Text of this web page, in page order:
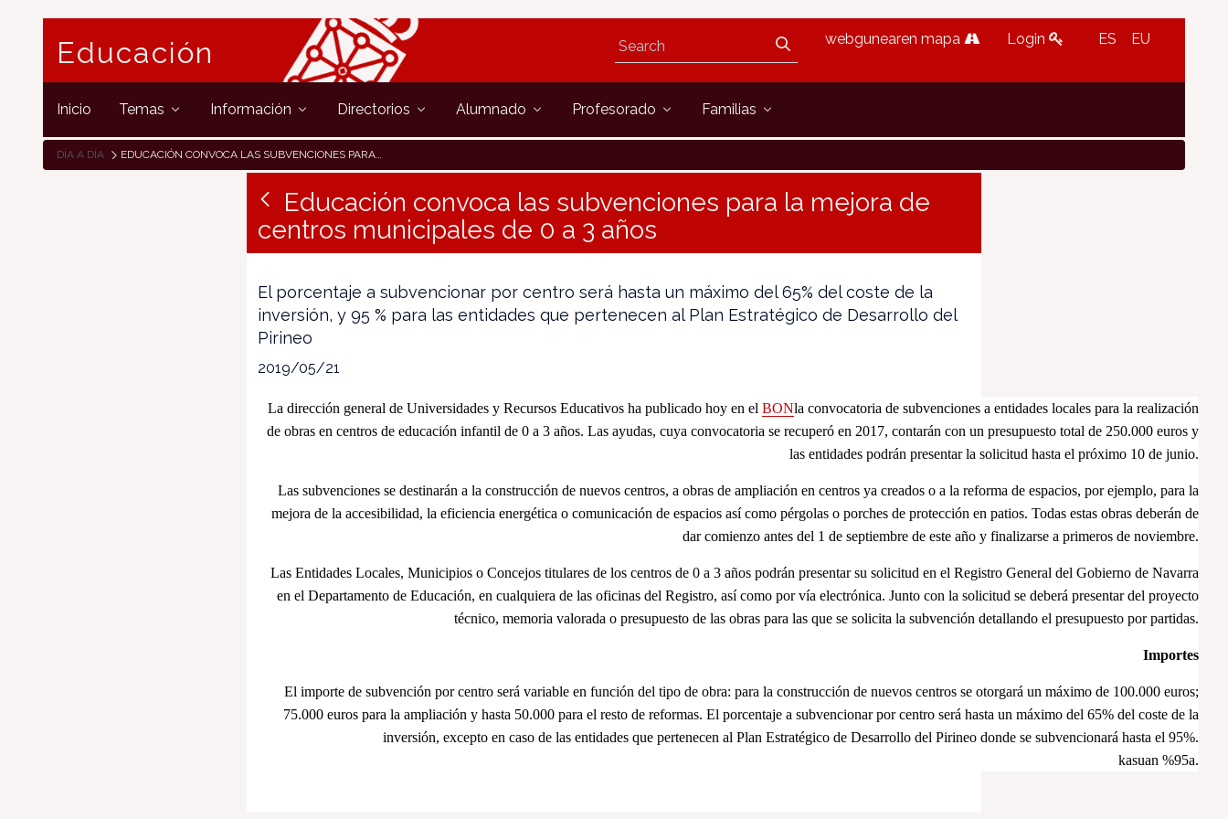
Educación webgunearen mapa Login ES EU
Inicio Temas Información Directorios Alumnado Profesorado Familias
DÍA A DÍA EDUCACIÓN CONVOCA LAS SUBVENCIONES PARA LA MEJORA DE CENTROS MUNICIPALES DE 0 A 3 AÑOS
Educación convoca las subvenciones para la mejora de
centros municipales de 0 a 3 años
El porcentaje a subvencionar por centro será hasta un máximo del 65% del coste de la
inversión, y 95 % para las entidades que pertenecen al Plan Estratégico de Desarrollo del
Pirineo
2019/05/21
La dirección general de Universidades y Recursos Educativos ha publicado hoy en elBONla convocatoria de subvenciones a entidades locales para la realización
de obras en centros de educación infantil de 0 a 3 años. Las ayudas, cuya convocatoria se recuperó en 2017, contarán con un presupuesto total de 250.000 euros y
las entidades podrán presentar la solicitud hasta el próximo 10 de junio.
Las subvenciones se destinarán a la construcción de nuevos centros, a obras de ampliación en centros ya creados o a la reforma de espacios, por ejemplo, para la
mejora de la accesibilidad, la eficiencia energética o comunicación de espacios así como pérgolas o porches de protección en patios. Todas estas obras deberán de
dar comienzo antes del 1 de septiembre de este año y finalizarse a primeros de noviembre.
Las Entidades Locales, Municipios o Concejos titulares de los centros de 0 a 3 años podrán presentar su solicitud en el Registro General del Gobierno de Navarra
en el Departamento de Educación, en cualquiera de las oficinas del Registro, así como por vía electrónica. Junto con la solicitud se deberá presentar del proyecto
técnico, memoria valorada o presupuesto de las obras para las que se solicita la subvención detallando el presupuesto por partidas.
Importes
El importe de subvención por centro será variable en función del tipo de obra: para la construcción de nuevos centros se otorgará un máximo de 100.000 euros;
75.000 euros para la ampliación y hasta 50.000 para el resto de reformas. El porcentaje a subvencionar por centro será hasta un máximo del 65% del coste de la
inversión, excepto en caso de las entidades que pertenecen al Plan Estratégico de Desarrollo del Pirineo donde se subvencionará hasta el 95%.
kasuan %95a.